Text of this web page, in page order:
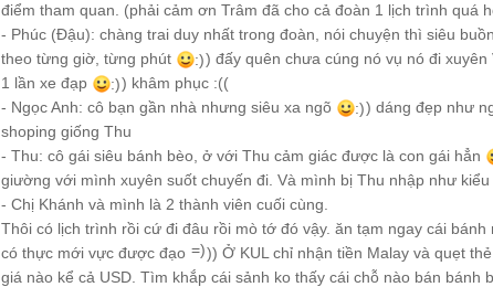
điểm tham quan. (phải cảm ơn Trâm đã cho cả đoàn 1 lịch trình quá
- Phúc (Đậu): chàng trai duy nhất trong đoàn, nói chuyện thì siêu
theo từng giờ, từng phút
:)) đấy quên chưa cúng nó vụ nó đi xuyên
1 lần xe đạp
:)) khâm phục :((
- Ngọc Anh: cô bạn gần nhà nhưng siêu xa ngõ
:)) dáng đẹp như
shoping giống Thu
- Thu: cô gái siêu bánh bèo, ở với Thu cảm giác được là con gái hẳn
giường với mình xuyên suốt chuyến đi. Và mình bị Thu nhập như
- Chị Khánh và mình là 2 thành viên cuối cùng.
Thôi có lịch trình rồi cứ đi đâu rồi mò tớ đó vậy. ăn tạm ngay cái bánh
có thực mới vực được đạo =))) Ở KUL chỉ nhận tiền Malay và quẹt
giá nào kể cả USD. Tìm khắp cái sảnh ko thấy cái chỗ nào bán bánh